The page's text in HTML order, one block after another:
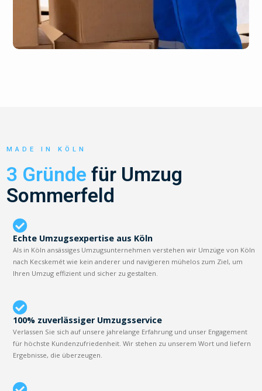
MADE IN KÖLN
3 Gründe für Umzug
Sommerfeld
Echte Umzugsexpertise aus Köln
Als in Köln ansässiges Umzugsunternehmen verstehen wir Umzüge von Köln
nach Kecskemét wie kein anderer und navigieren mühelos zum Ziel, um
Ihren Umzug effizient und sicher zu gestalten.
100% zuverlässiger Umzugsservice
Verlassen Sie sich auf unsere jahrelange Erfahrung und unser Engagement
für höchste Kundenzufriedenheit. Wir stehen zu unserem Wort und liefern
Ergebnisse, die überzeugen.